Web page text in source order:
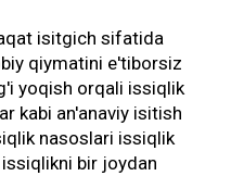
isitgich sifatida
qiymatini e'tiborsiz
yoqish orqali issiqlik
kabi an'anaviy isitish
nasoslari issiqlik
bir joydan